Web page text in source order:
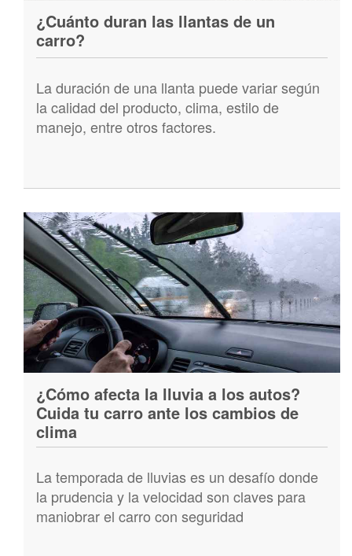
¿Cuánto duran las llantas de un
carro?
La duración de una llanta puede variar según
la calidad del producto, clima, estilo de
manejo, entre otros factores.
¿Cómo afecta la lluvia a los autos?
Cuida tu carro ante los cambios de
clima
La temporada de lluvias es un desafío donde
la prudencia y la velocidad son claves para
maniobrar el carro con seguridad